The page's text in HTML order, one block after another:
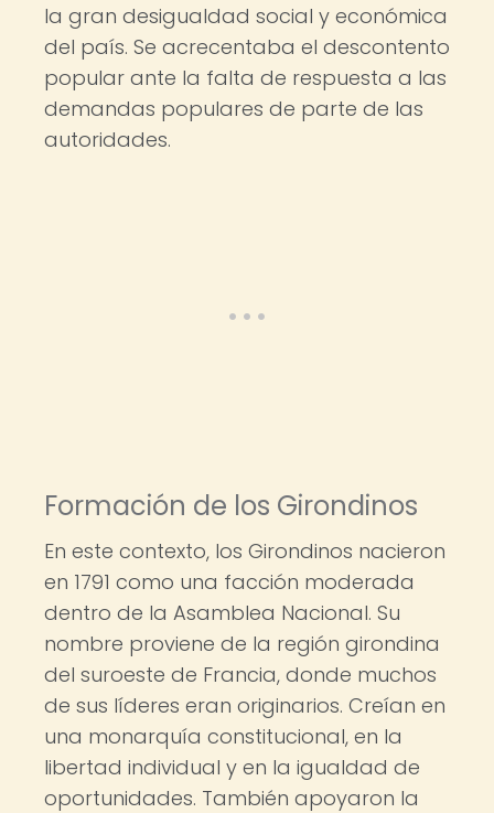
la gran desigualdad social y económica
del país. Se acrecentaba el descontento
popular ante la falta de respuesta a las
demandas populares de parte de las
autoridades.
Formación de los Girondinos
En este contexto, los Girondinos nacieron
en 1791 como una facción moderada
dentro de la Asamblea Nacional. Su
nombre proviene de la región girondina
del suroeste de Francia, donde muchos
de sus líderes eran originarios. Creían en
una monarquía constitucional, en la
libertad individual y en la igualdad de
oportunidades. También apoyaron la